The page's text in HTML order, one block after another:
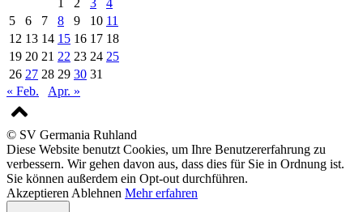
5
6 7 8 9 10 11
12 13 14 15 16 17 18
19 20 21 22 23 24 25
26 27 28 29 30 31
« Feb.
Apr. »
© SV Germania Ruhland
Diese Website benutzt Cookies, um Ihre Benutzererfahrung zu
verbessern. Wir gehen davon aus, dass dies für Sie in Ordnung ist.
Sie können außerdem ein Opt-out durchführen.
Akzeptieren Ablehnen Mehr erfahren